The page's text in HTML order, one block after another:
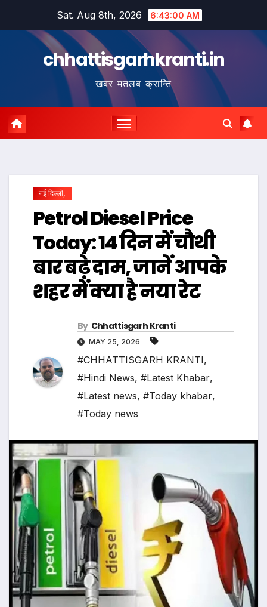
Sat. Aug 8th, 2026 6:43:01 AM
chhattisgarhkranti.in
खबर मतलब क्रान्ति
नई दिल्ली,
Petrol Diesel Price
Today: 14 दिन में चौथी
बार बढ़े दाम, जानें आपके
शहर में क्या है नया रेट
By Chhattisgarh Kranti
MAY 25, 2026
#CHHATTISGARH KRANTI,
#Hindi News, #Latest Khabar,
#Latest news, #Today khabar,
#Today news